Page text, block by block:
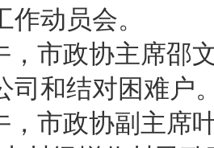
动员会。
，市政协主席邵
司和结对困难户
，市政协副主席